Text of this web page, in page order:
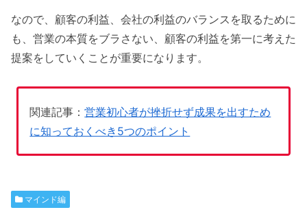
なので、顧客の利益、会社の利益のバランスを取るために
も、営業の本質をブラさない、顧客の利益を第一に考えた
提案をしていくことが重要になります。
関連記事：営業初心者が挫折せず成果を出すため
に知っておくべき5つのポイント
マインド編